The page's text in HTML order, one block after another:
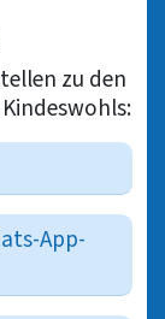
zu den
App-